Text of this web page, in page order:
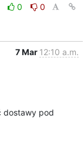
0
0
7 Mar 12:10 a.m.
dostawy pod